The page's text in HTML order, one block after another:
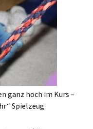
ganz hoch im Kurs –
Spielzeug